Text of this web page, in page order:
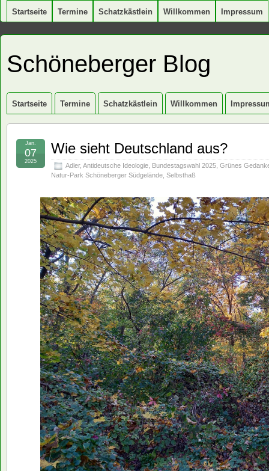
Startseite Termine Schatzkästlein Willkommen Impressum
Schöneberger Blog
Startseite Termine Schatzkästlein Willkommen
Wie sieht Deutschland aus?
Adler, Antideutsche Ideologie Bundestagswahl 2025 Grünes
Natur-Park Schöneberger Südgelände Selbsthaß
Jan.
07
2025